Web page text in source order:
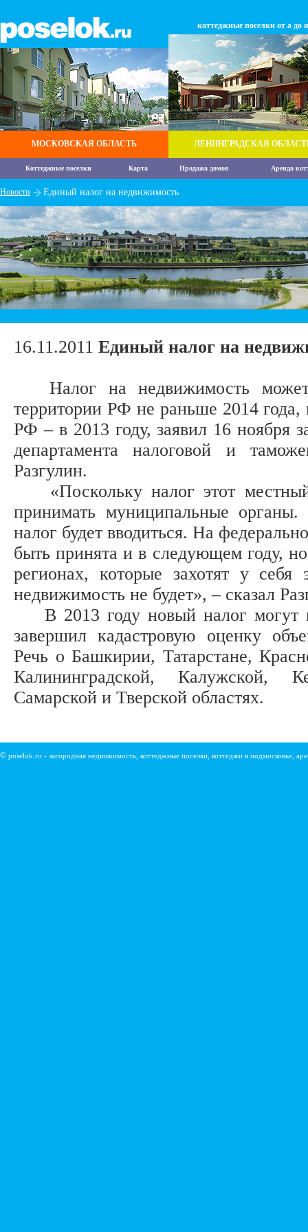
МОСКОВСКАЯ ОБЛАСТЬ
коттеджные поселки от а до я
ЛЕНИНГРАДСКАЯ
Коттеджные поселки Карта Продажа домов Аренда
Новости Единый налог на недвижимость
16.11.2011 Единый налог на
Налог на недвижимость может
территории РФ не раньше 2014
РФ – в 2013 году, заявил 16 ноября
департамента налоговой и
Разгулин.
«Поскольку налог этот
принимать муниципальные органы.
налог будет вводиться. На
быть принята и в следующем году,
регионах, которые захотят у
недвижимость не будет», – сказал
В 2013 году новый налог могут
завершил кадастровую оценку
Речь о Башкирии, Татарстане,
Калининградской, Калужской,
Самарской и Тверской областях.
© poselok.ru - загородная недвижимость, коттеджные поселки, коттеджи в подмосковье,